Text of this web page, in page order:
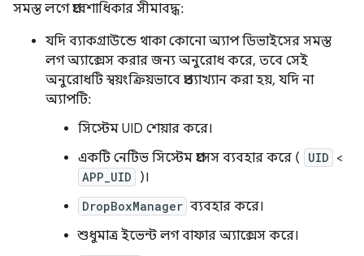
সমস্ত লগে প্রবেশাধিকার সীমাবদ্ধ:
যদি ব্যাকগ্রাউন্ডে থাকা কোনো অ্যাপ ডিভাইসের সমস্ত
লগ অ্যাক্সেস করার জন্য অনুরোধ করে, তবে সেই
অনুরোধটি স্বয়ংক্রিয়ভাবে প্রত্যাখ্যান করা হয়, যদি না
অ্যাপটি:
সিস্টেম UID শেয়ার করে।
একটি নেটিভ সিস্টেম প্রসেস ব্যবহার করে (
UID <
APP_UID )।
DropBoxManager ব্যবহার করে।
শুধুমাত্র ইভেন্ট লগ বাফার অ্যাক্সেস করে।